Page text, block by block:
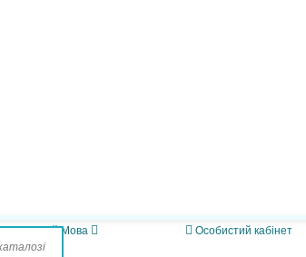
Особистий кабінет
Мова